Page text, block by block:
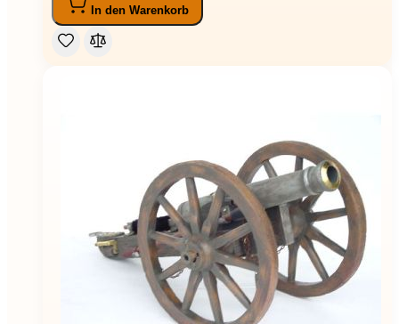
In den Warenkorb